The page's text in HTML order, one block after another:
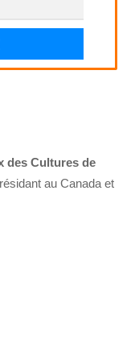
des Cultures de
au Canada et